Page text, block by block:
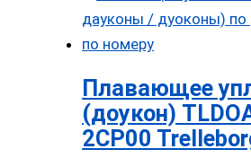
Плавающее
(доукон)
2CP00